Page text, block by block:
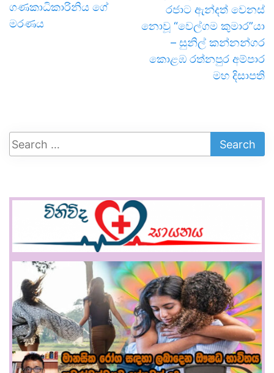
ගණකාධිකාරිනිය ගේ
මරණය
රජාට ඇන්දත් වෙනස්
නොවූ “වෙල්ගම කුමාර”යා
– සුනිල් කන්නන්ගර
කොළඹ රත්නපුර අම්පාර
මහ දිසාපති